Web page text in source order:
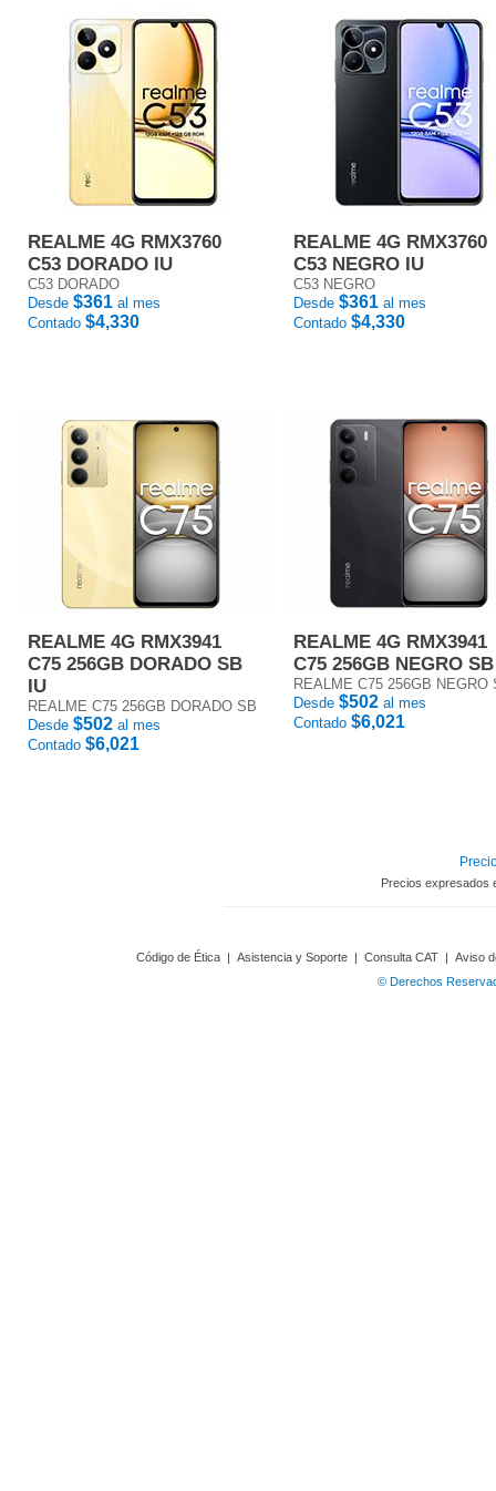
REALME 4G RMX3760
C53 DORADO IU
C53 DORADO
Desde $361 al mes
Contado $4,330
REALME 4G RMX3760
C53 NEGRO IU
C53 NEGRO
Desde $361 al mes
Contado $4,330
REALME 4G RMX3941
C75 256GB DORADO SB
IU
REALME C75 256GB DORADO SB
Desde $502 al mes
Contado $6,021
REALME 4G RMX3941
C75 256GB NEGRO
REALME C75 256GB NEGRO
Desde $502 al mes
Contado $6,021
Precios expresados
Código de Ética | Asistencia y Soporte | Consulta CAT | Aviso
© Derechos